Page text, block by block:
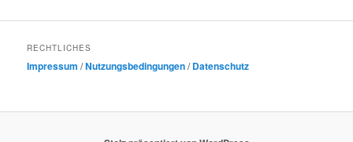
RECHTLICHES
Impressum /Nutzungsbedingungen/Datenschutz